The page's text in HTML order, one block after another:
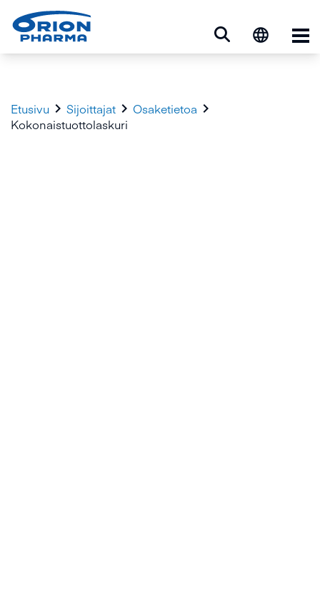
Etusivu  Sijoittajat  Osaketietoa 
Kokonaistuottolaskuri